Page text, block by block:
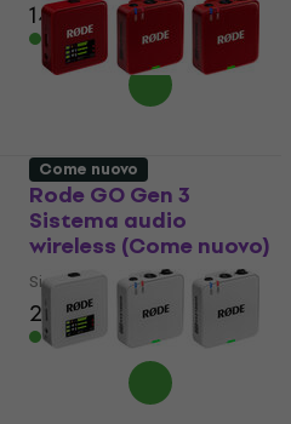
141 €151 €
- 7 %
Disponibile
Rode GO Gen 3
Sistema audio
wireless (Come nuovo)
Sistema audio wireless
241 €265 €
- 9 %
Disponibile
Come nuovo